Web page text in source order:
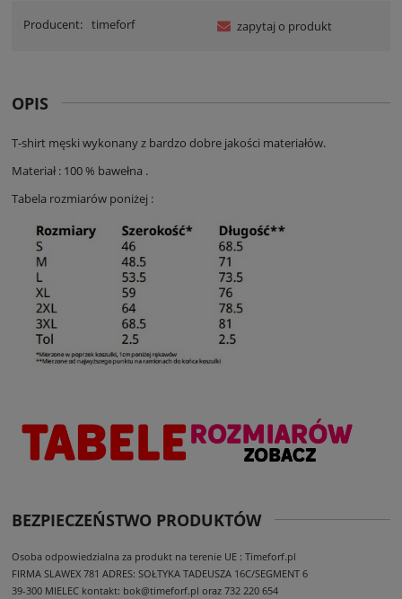
Producent: timeforf zapytaj o produkt
OPIS
T-shirt męski wykonany z bardzo dobre jakości materiałów.
Materiał : 100 % bawełna .
Tabela rozmiarów poniżej :
BEZPIECZEŃSTWO PRODUKTÓW
Osoba odpowiedzialna za produkt na terenie UE : Timeforf.pl
FIRMA SLAWEX 781 ADRES: SOŁTYKA TADEUSZA 16C/SEGMENT 6
39-300 MIELEC kontakt: bok@timeforf.pl oraz 732 220 654